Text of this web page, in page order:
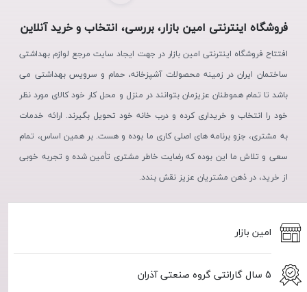
امین بازار
5 سال گارانتی گروه صنعتی آذران
فروشگاه اینترنتی امین بازار، بررسی، انتخاب و خرید آنلاین
افتتاح فروشگاه اینترنتی امین بازار در جهت ایجاد سایت مرجع لوازم بهداشتی
ساختمان ایران در زمینه محصولات آشپزخانه، حمام و سرویس بهداشتی می
باشد تا تمام هموطنان عزیزمان بتوانند در منزل و محل کار خود کالای مورد نظر
خود را انتخاب و خریداری کرده و درب خانه خود تحویل بگیرند. ارائه خدمات
به مشتری، جزو برنامه های اصلی کاری ما بوده و هست. بر همین اساس، تمام
سعی و تلاش ما این بوده که رضایت خاطر مشتری تأمین شده و تجربه خوبی
از خرید، در ذهن مشتریان عزیز نقش بندد.